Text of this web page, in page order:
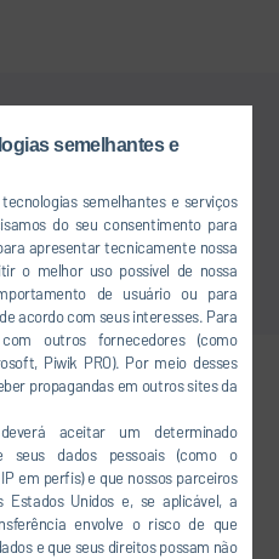
semelhantes e
semelhantes e serviços
do seu consentimento para
apresentar tecnicamente nossa
o melhor uso possível de nossa
de usuário ou para
acordo com seus interesses. Para
outros fornecedores (como
Piwik PRO). Por meio desses
propagandas em outros sites da
aceitar um determinado
seus dados pessoais (como o
em perfis) e que nossos parceiros
Unidos e, se aplicável, a
envolve o risco de que
e que seus direitos possam não
no seu idioma
principal
conosco